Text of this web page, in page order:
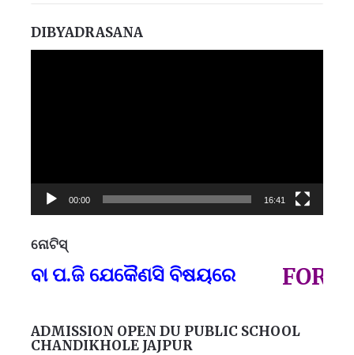
DIBYADRASANA
00:00 16:41
ନୋଟିସ୍
ପ.ଜି ଯେକୈଣସି ବିଷୟରେ FOR
ADMISSION OPEN DU PUBLIC SCHOOL
CHANDIKHOLE JAJPUR